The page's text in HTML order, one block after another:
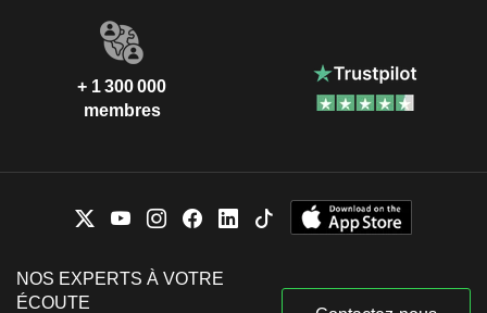
+ 1 300 000
membres
NOS EXPERTS À VOTRE
ÉCOUTE